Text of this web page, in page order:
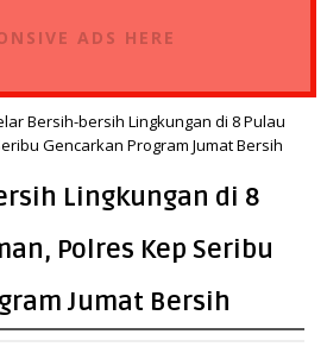
ADS HERE
Bersih-bersih Lingkungan di 8 Pulau
Gencarkan Program Jumat Bersih
Lingkungan di 8
Polres Kep Seribu
Jumat Bersih